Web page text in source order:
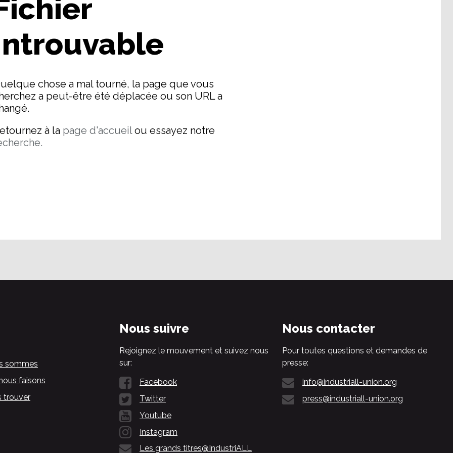
Fichier
chose a mal tourné, la page que vous
a peut-être été déplacée ou son URL a
à la page d'accueilou essayez notre
sommes
faisons
trouver
Nous suivre
Rejoignez le mouvement et suivez nous
sur:
Facebook
Twitter
Youtube
Instagram
Les grands titres@IndustriALL
Nous contacter
Pour toutes questions et demandes de
presse:
info@industriall-union.org
press@industriall-union.org